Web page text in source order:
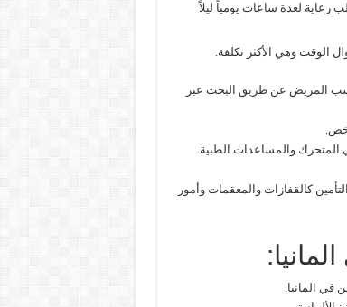
رعاية لعدة ساعات يومياً ليلاً
الوقت وهي الأكثر تكلفة.
المريض عن طريق البحث عبر
المتحرك والمساعدات الطبية
كالقفازات والمعقمات وأمور
المانيا.